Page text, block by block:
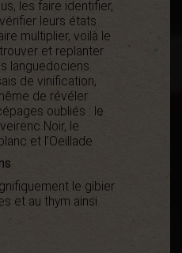
les faire identifier,
leurs états
multiplier, voilà le
et replanter
languedociens.
de vinification,
de révéler
oubliés : le
Noir, le
et l’Oeillade
le gibier
et au thym ainsi